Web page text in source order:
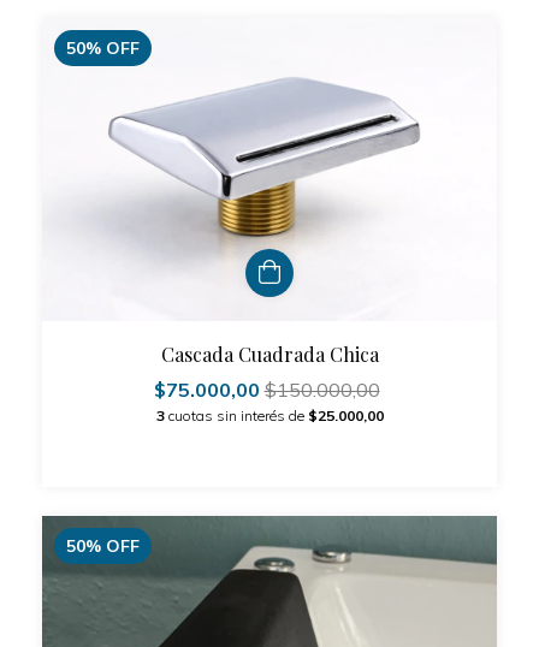
50% OFF
Cascada Cuadrada Chica
$75.000,00$150.000,00
3 cuotas sin interés de $25.000,00
50% OFF